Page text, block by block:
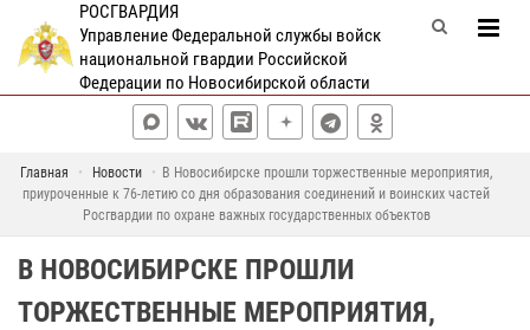
РОСГВАРДИЯ
Управление Федеральной службы войск
национальной гвардии Российской
Федерации по Новосибирской области
Главная Новости
В Новосибирске прошли торжественные мероприятия,
приуроченные к 76-летию со дня образования соединений и воинских частей
Росгвардии по охране важных государственных объектов
В НОВОСИБИРСКЕ ПРОШЛИ
ТОРЖЕСТВЕННЫЕ МЕРОПРИЯТИЯ,